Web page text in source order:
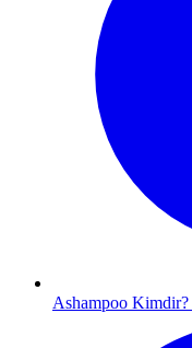
Ashampoo Kimdir?